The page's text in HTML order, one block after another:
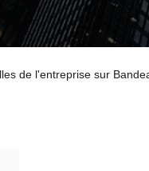
de l'entreprise sur